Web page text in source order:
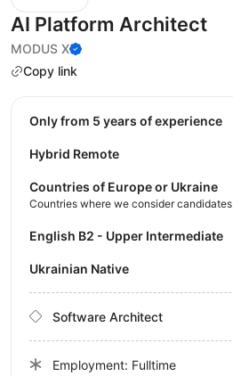
AI Platform Architect
MODUS X
Copy link
Only from 5 years of experience
Hybrid Remote
Countries of Europe or Ukraine
Countries where we consider candidates
English B2 - Upper Intermediate
Ukrainian Native
Software Architect
Employment: Fulltime